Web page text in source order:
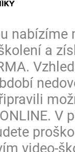
nabízíme
a
V
video-